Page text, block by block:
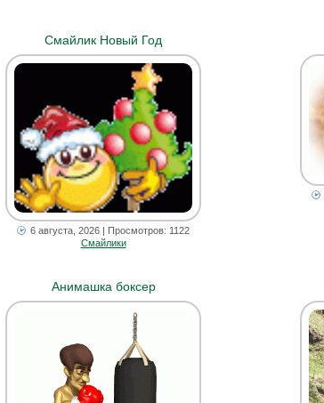
Смайлик Новый Год
6 августа, 2026 | Просмотров: 1122
Смайлики
Анимашка боксер